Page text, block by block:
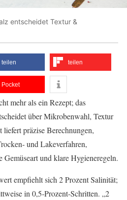
entscheidet Textur &
teilen teilen
Pocket
mehr als ein Rezept; das
über Mikrobenwahl, Textur
liefert präzise Berechnungen,
und Lakeverfahren,
Gemüseart und klare Hygieneregeln.
empfiehlt sich 2 Prozent Salinität;
in 0,5‑Prozent‑Schritten. „2